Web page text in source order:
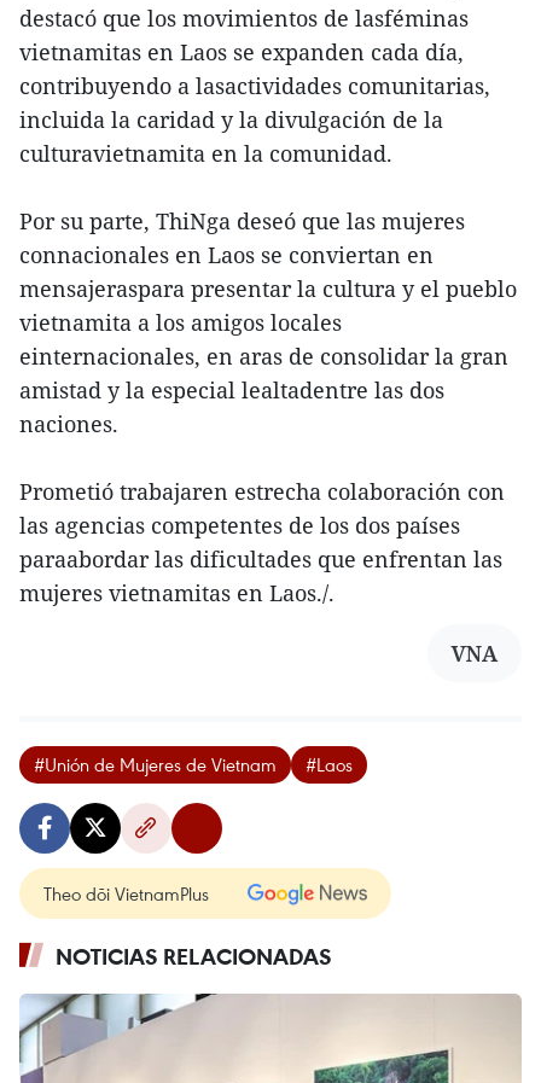
destacó que los movimientos de lasféminas
vietnamitas en Laos se expanden cada día,
contribuyendo a lasactividades comunitarias,
incluida la caridad y la divulgación de la
culturavietnamita en la comunidad.
Por su parte, ThiNga deseó que las mujeres
connacionales en Laos se conviertan en
mensajeraspara presentar la cultura y el pueblo
vietnamita a los amigos locales
einternacionales, en aras de consolidar la gran
amistad y la especial lealtadentre las dos
naciones.
Prometió trabajaren estrecha colaboración con
las agencias competentes de los dos países
paraabordar las dificultades que enfrentan las
mujeres vietnamitas en Laos./.
VNA
#Unión de Mujeres de Vietnam #Laos
Theo dõi VietnamPlus
NOTICIAS RELACIONADAS